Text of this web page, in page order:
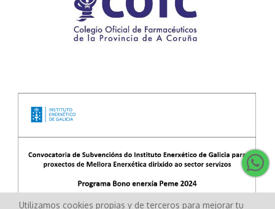
Utilizamos cookies propias y de terceros para mejorar tu